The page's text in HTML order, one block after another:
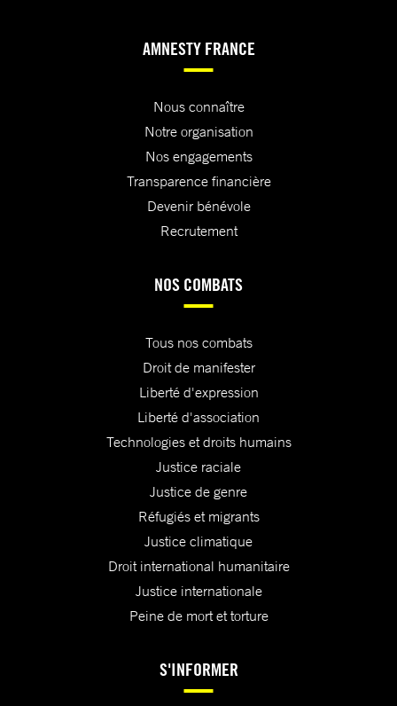
AMNESTY FRANCE
Nous connaître
Notre organisation
Nos engagements
Transparence financière
Devenir bénévole
Recrutement
NOS COMBATS
Tous nos combats
Droit de manifester
Liberté d'expression
Liberté d'association
Technologies et droits humains
Justice raciale
Justice de genre
Réfugiés et migrants
Justice climatique
Droit international humanitaire
Justice internationale
Peine de mort et torture
S'INFORMER